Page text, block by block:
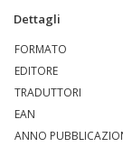
Dettagli
FORMATO
EDITORE
TRADUTTORI
EAN
ANNO